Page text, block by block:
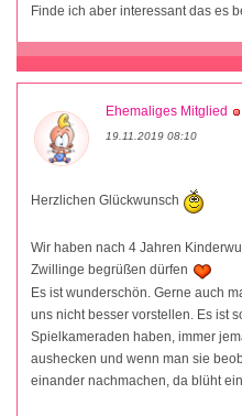
Finde ich aber interessant das es
Ehemaliges Mitglied
19.11.2019 08:10
Herzlichen Glückwunsch
Wir haben nach 4 Jahren
Zwillinge begrüßen dürfen
Es ist wunderschön. Gerne auch
uns nicht besser vorstellen. Es ist
Spielkameraden haben, immer
aushecken und wenn man sie
einander nachmachen, da blüht